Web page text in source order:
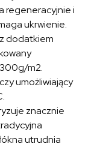
regeneracyjnie i
ukrwienie.
dodatkiem
m2.
umożliwiający
znacznie
utrudnia